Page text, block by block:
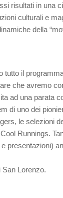
risultati in una
culturali e
della
tutto il
che avremo
ad una parata
di uno dei
le selezioni
Runnings.
presentazioni)
San Lorenzo.